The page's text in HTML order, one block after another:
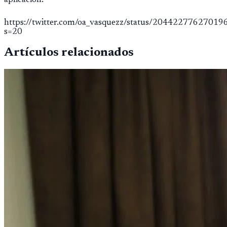
https://twitter.com/oa_vasquezz/status/
s=20
Artículos relacionados